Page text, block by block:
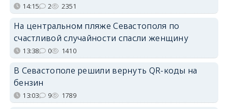
14:15 2 2351
На центральном пляже Севастополя по
счастливой случайности спасли женщину
13:38 0 1410
В Севастополе решили вернуть QR-коды на
бензин
13:03 9 1789